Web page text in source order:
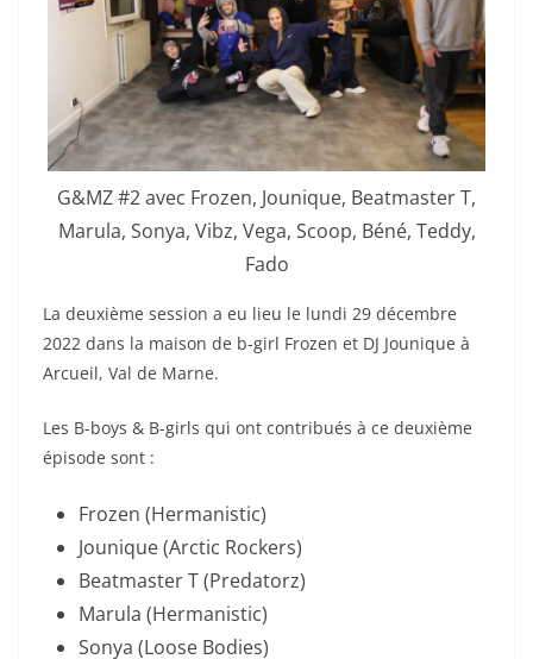
G&MZ #2 avec Frozen, Jounique, Beatmaster T,
Marula, Sonya, Vibz, Vega, Scoop, Béné, Teddy,
Fado
La deuxième session a eu lieu le lundi 29 décembre
2022 dans la maison de b-girl Frozen et DJ Jounique à
Arcueil, Val de Marne.
Les B-boys & B-girls qui ont contribués à ce deuxième
épisode sont :
Frozen (Hermanistic)
Jounique (Arctic Rockers)
Beatmaster T (Predatorz)
Marula (Hermanistic)
Sonya (Loose Bodies)